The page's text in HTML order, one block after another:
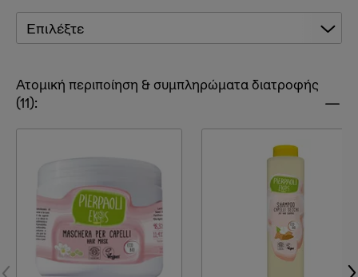
Επιλέξτε
Ατομική περιποίηση & συμπληρώματα διατροφής
(11):